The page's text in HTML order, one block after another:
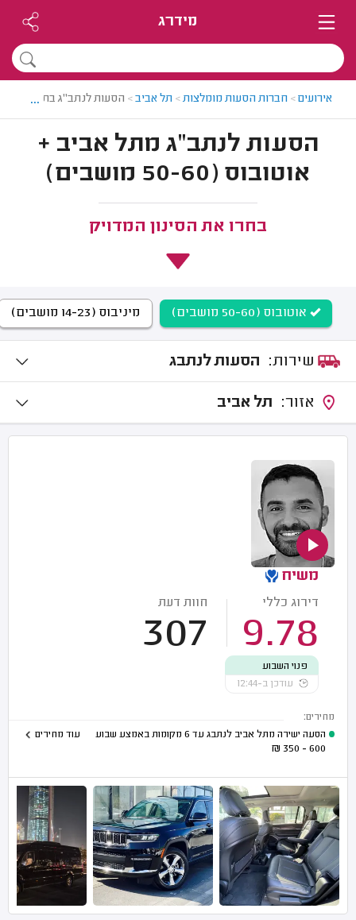
מידרג
אירועים> חברות הסעות מומלצות> תל אביב> הסעות לנתב"ג בתל אביב
...
הסעות לנתב"ג מתל אביב +
אוטובוס (50-60 מושבים)
בחרו את הסינון המדויק
אוטובוס (50-60 מושבים) מיניבוס (14-23 מושבים)
הסעות לנתבג
תל אביב
משיח
דירוג כללי
9.78
חוות דעת
307
פנוי השבוע
עודכן ב-12:44
מחירים:
הסעה ישירה מתל אביב לנתבג עד 6 מקומות באמצע שבוע
600 - 350
₪
עוד מחירים